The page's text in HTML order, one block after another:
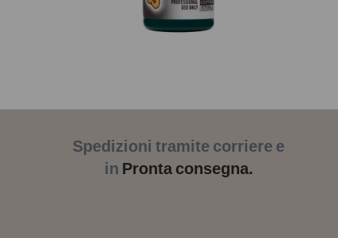
Spedizioni tramite corriere e
in Pronta consegna.